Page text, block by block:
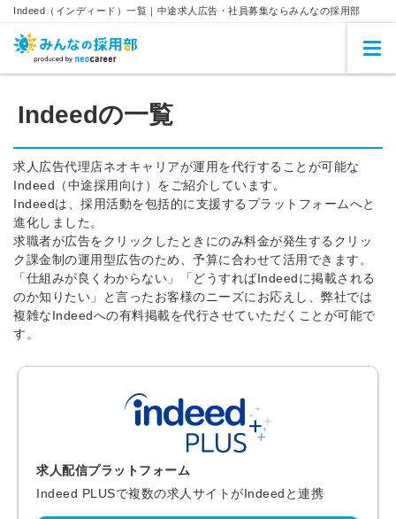
Indeed（インディード）一覧｜中途求人広告・社員募集ならみんなの採用部
Indeedの一覧
求人広告代理店ネオキャリアが運用を代行することが可能な
Indeed（中途採用向け）をご紹介しています。
Indeedは、採用活動を包括的に支援するプラットフォームへと
進化しました。
求職者が広告をクリックしたときにのみ料金が発生するクリッ
ク課金制の運用型広告のため、予算に合わせて活用できます。
「仕組みが良くわからない」「どうすればIndeedに掲載される
のか知りたい」と言ったお客様のニーズにお応えし、弊社では
複雑なIndeedへの有料掲載を代行させていただくことが可能で
す。
求人配信プラットフォーム
Indeed PLUSで複数の求人サイトがIndeedと連携